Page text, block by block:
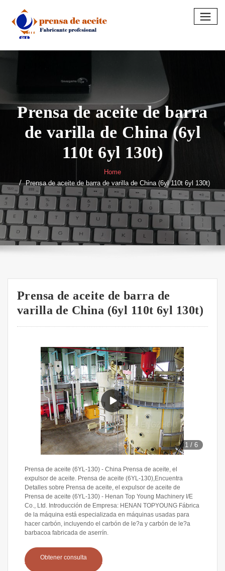
content
Prensa de aceite de barra
de varilla de China (6yl
110t 6yl 130t)
Home
Prensa de aceite de barra de varilla de China (6yl 110t 6yl 130t)
Prensa de aceite de barra de
varilla de China (6yl 110t 6yl 130t)
1 /6
Prensa de aceite (6YL-130) - China Prensa de aceite, el
expulsor de aceite. Prensa de aceite (6YL-130),Encuentra
Detalles sobre Prensa de aceite, el expulsor de aceite de
Prensa de aceite (6YL-130) - Henan Top Young Machinery I/E
Co., Ltd. Introducción de Empresa: HENAN TOPYOUNG Fábrica
de la máquina está especializada en máquinas usadas para
hacer carbón, incluyendo el carbón de le?a y carbón de le?a
barbacoa fabricada de aserrín.
Obtener consulta